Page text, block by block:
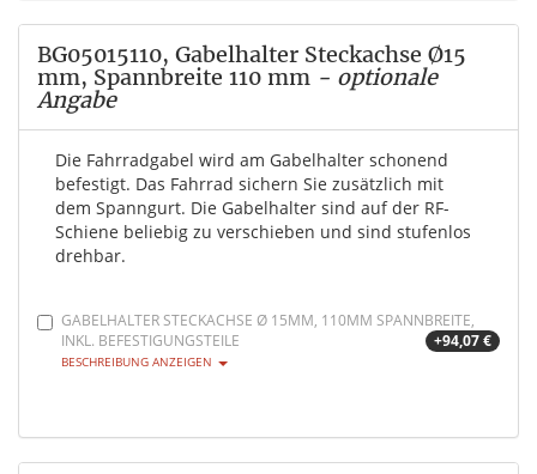
BG05015110, Gabelhalter Steckachse Ø15
mm, Spannbreite 110 mm - optionale
Angabe
Die Fahrradgabel wird am Gabelhalter schonend
befestigt. Das Fahrrad sichern Sie zusätzlich mit
dem Spanngurt. Die Gabelhalter sind auf der RF-
Schiene beliebig zu verschieben und sind stufenlos
drehbar.
GABELHALTER STECKACHSE Ø 15MM, 110MM SPANNBREITE,
INKL. BEFESTIGUNGSTEILE
+94,07 €
BESCHREIBUNG ANZEIGEN